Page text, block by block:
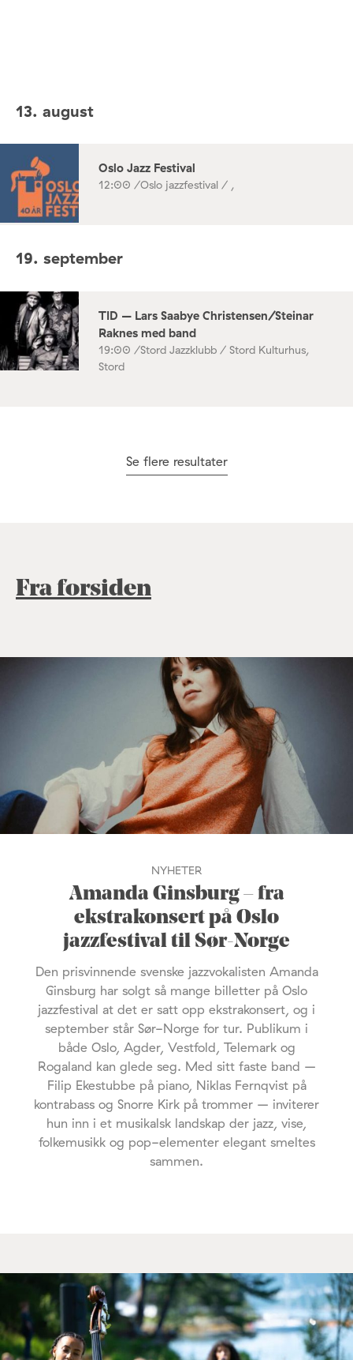
13. august
Oslo Jazz Festival
12:00 /Oslo jazzfestival / ,
19. september
TID – Lars Saabye Christensen/Steinar
Raknes med band
19:00 /Stord Jazzklubb / Stord Kulturhus,
Stord
Se flere resultater
Fra forsiden
NYHETER
Amanda Ginsburg – fra
ekstrakonsert på Oslo
jazzfestival til Sør-Norge
Den prisvinnende svenske jazzvokalisten Amanda
Ginsburg har solgt så mange billetter på Oslo
jazzfestival at det er satt opp ekstrakonsert, og i
september står Sør-Norge for tur. Publikum i
både Oslo, Agder, Vestfold, Telemark og
Rogaland kan glede seg. Med sitt faste band –
Filip Ekestubbe på piano, Niklas Fernqvist på
kontrabass og Snorre Kirk på trommer – inviterer
hun inn i et musikalsk landskap der jazz, vise,
folkemusikk og pop-elementer elegant smeltes
sammen.